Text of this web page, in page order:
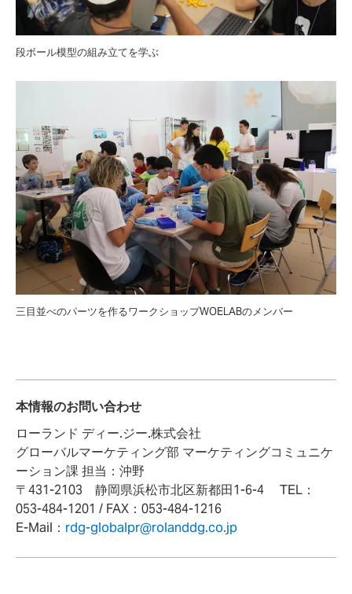
段ボール模型の組み立てを学ぶ
三目並べのパーツを作るワークショップWOELABのメンバー
本情報のお問い合わせ
ローランド ディー.ジー.株式会社
グローバルマーケティング部 マーケティングコミュニケ
ーション課 担当：沖野
〒431-2103 静岡県浜松市北区新都田1-6-4 TEL：
053-484-1201 / FAX：053-484-1216
E-Mail： rdg-globalpr@rolanddg.co.jp